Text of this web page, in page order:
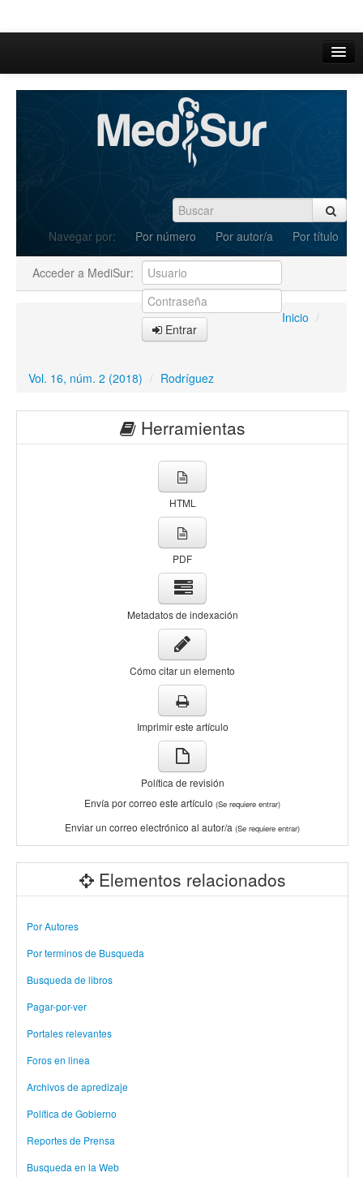
Inicio
Actual
Archivos
Navegar por: Por número Por autor/a Por título
Acceder a MediSur:
Entrar
Inicio /
Vol. 16, núm. 2 (2018) / Rodríguez
Herramientas
HTML
PDF
Metadatos de indexación
Cómo citar un elemento
Imprimir este artículo
Política de revisión
Envía por correo este artículo (Se requiere entrar)
Enviar un correo electrónico al autor/a (Se requiere entrar)
Elementos relacionados
Por Autores
Por terminos de Busqueda
Busqueda de libros
Pagar-por-ver
Portales relevantes
Foros en linea
Archivos de apredizaje
Política de Gobierno
Reportes de Prensa
Busqueda en la Web